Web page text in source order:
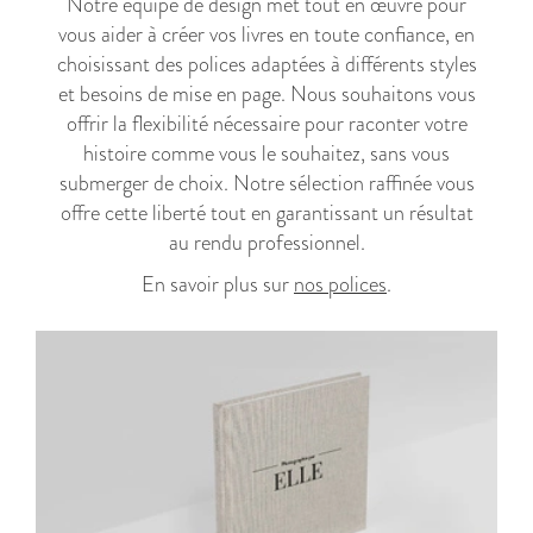
vous aider à créer vos livres en toute confiance, en
choisissant des polices adaptées à différents styles
et besoins de mise en page. Nous souhaitons vous
offrir la flexibilité nécessaire pour raconter votre
histoire comme vous le souhaitez, sans vous
submerger de choix. Notre sélection raffinée vous
offre cette liberté tout en garantissant un résultat
au rendu professionnel.
En savoir plus surnos polices.